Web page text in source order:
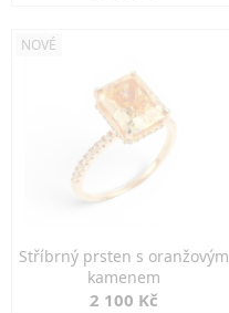
NOVÉ
Stříbrný prsten s oranžovým
kamenem
2 100 Kč